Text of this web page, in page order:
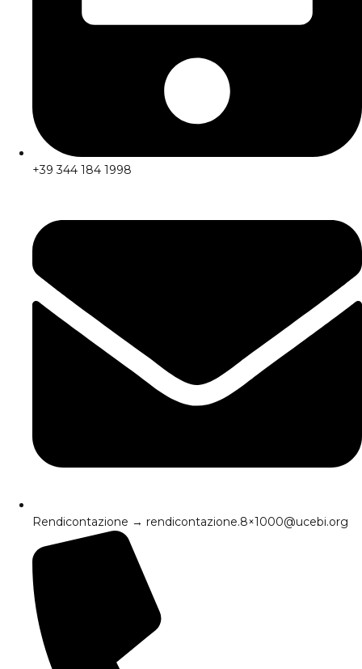
+39 344 184 1998
Rendicontazione → rendicontazione.8×1000@ucebi.org